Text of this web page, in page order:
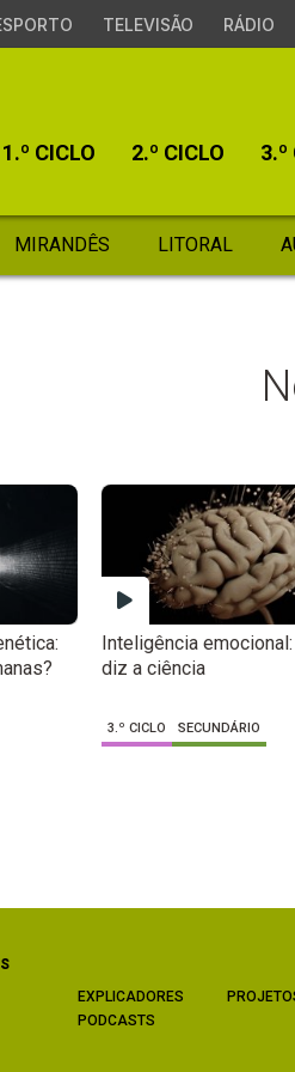
TELEVISÃO RÁDIO
1.º CICLO 2.º CICLO 3.º
MIRANDÊS LITORAL
Inteligência
diz a ciência
3.º CICLO SECUNDÁRIO
EXPLICADORES
PODCASTS